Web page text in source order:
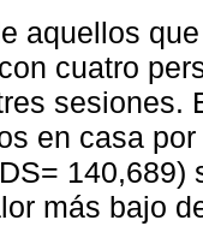
aquellos
cuatro
sesiones.
en casa
más bajo